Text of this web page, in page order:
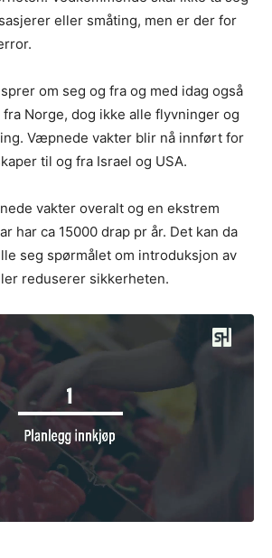
eller småting, men er der for
om seg og fra og med idag også
Norge, dog ikke alle flyvninger og
Væpnede vakter blir nå innført for
til og fra Israel og USA.
vakter overalt og en ekstrem
har ca 15000 drap pr år. Det kan da
seg spørmålet om introduksjon av
reduserer sikkerheten.